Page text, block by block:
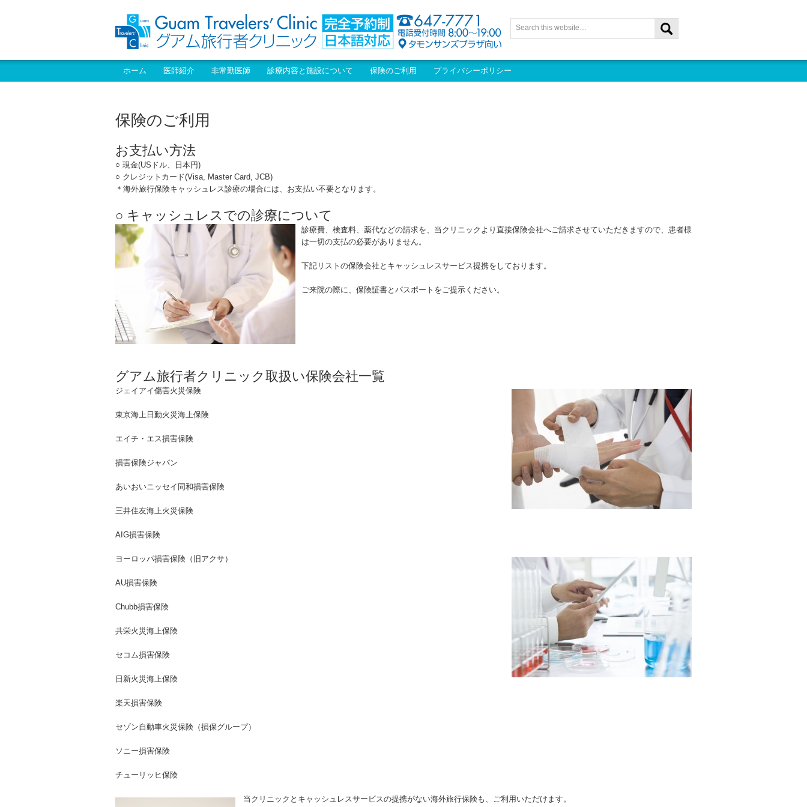
ホーム 医師紹介 非常勤医師 診療内容と施設について 保険のご利用 プライバシーポリシー
保険のご利用
お支払い方法
○ 現金(USドル、日本円)
○ クレジットカード(Visa, Master Card, JCB)
＊海外旅行保険キャッシュレス診療の場合には、お支払い不要となります。
○ キャッシュレスでの診療について
診療費、検査料、薬代などの請求を、当クリニックより直接保険会社へご請求させていただきますので、患者様
は一切の支払の必要がありません。
下記リストの保険会社とキャッシュレスサービス提携をしております。
ご来院の際に、保険証書とパスポートをご提示ください。
グアム旅行者クリニック取扱い保険会社一覧
ジェイアイ傷害火災保険
東京海上日動火災海上保険
エイチ・エス損害保険
損害保険ジャパン
あいおいニッセイ同和損害保険
三井住友海上火災保険
AIG損害保険
ヨーロッパ損害保険（旧アクサ）
AU損害保険
Chubb損害保険
共栄火災海上保険
セコム損害保険
日新火災海上保険
楽天損害保険
セゾン自動車火災保険（損保グループ）
ソニー損害保険
チューリッヒ保険
当クリニックとキャッシュレスサービスの提携がない海外旅行保険も、ご利用いただけます。